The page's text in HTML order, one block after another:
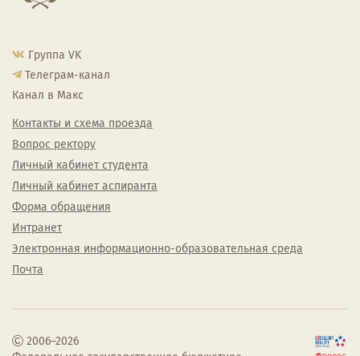
Группа VK
Телеграм-канал
Канал в Макс
Контакты и схема проезда
Вопрос ректору
Личный кабинет студента
Личный кабинет аспиранта
Форма обращения
Интранет
Электронная информационно-образовательная среда
Почта
2006–2026